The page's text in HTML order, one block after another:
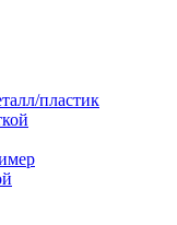
пластик